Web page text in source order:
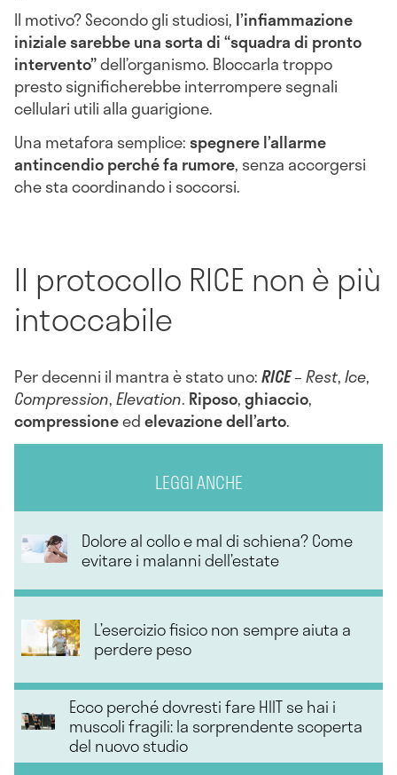
Il motivo? Secondo gli studiosi, l’infiammazione
iniziale sarebbe una sorta di “squadra di pronto
intervento”dell’organismo. Bloccarla troppo
presto significherebbe interrompere segnali
cellulari utili alla guarigione.
Una metafora semplice:spegnere l’allarme
antincendio perché fa rumore, senza accorgersi
che sta coordinando i soccorsi.
Il protocollo RICE non è più
intoccabile
Per decenni il mantra è stato uno:RICE–Rest,Ice,
Compression,Elevation. Riposo,ghiaccio,
compressioneedelevazione dell’arto.
LEGGI ANCHE
Dolore al collo e mal di schiena? Come
evitare i malanni dell’estate
L’esercizio fisico non sempre aiuta a
perdere peso
Ecco perché dovresti fare HIIT se hai i
muscoli fragili: la sorprendente scoperta
del nuovo studio